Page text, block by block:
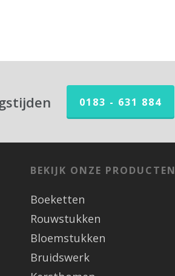
0183 - 631 884
BEKIJK ONZE PRODUCTEN
Boeketten
Rouwstukken
Bloemstukken
Bruidswerk